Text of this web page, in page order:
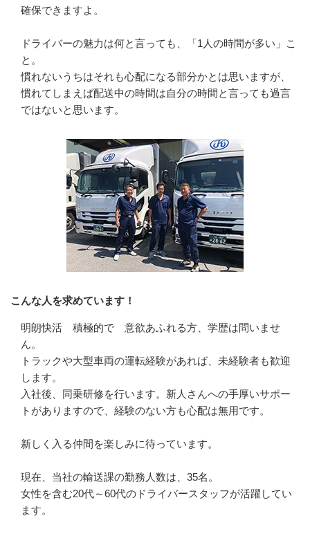
確保できますよ。
ドライバーの魅力は何と言っても、「1人の時間が多い」こ
と。
慣れないうちはそれも心配になる部分かとは思いますが、
慣れてしまえば配送中の時間は自分の時間と言っても過言
ではないと思います。
こんな人を求めています！
明朗快活　積極的で　意欲あふれる方、学歴は問いませ
ん。
トラックや大型車両の運転経験があれば、未経験者も歓迎
します。
入社後、同乗研修を行います。新人さんへの手厚いサポー
トがありますので、経験のない方も心配は無用です。
新しく入る仲間を楽しみに待っています。
現在、当社の輸送課の勤務人数は、35名。
女性を含む20代～60代のドライバースタッフが活躍してい
ます。